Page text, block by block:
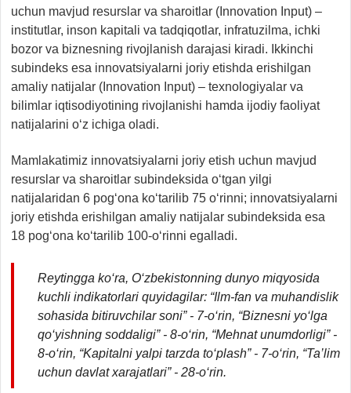
uchun mavjud resurslar va sharoitlar (Innovation Input) –
institutlar, inson kapitali va tadqiqotlar, infratuzilma, ichki
bozor va biznesning rivojlanish darajasi kiradi. Ikkinchi
subindeks esa innovatsiyalarni joriy etishda erishilgan
amaliy natijalar (Innovation Input) – texnologiyalar va
bilimlar iqtisodiyotining rivojlanishi hamda ijodiy faoliyat
natijalarini o‘z ichiga oladi.
Mamlakatimiz innovatsiyalarni joriy etish uchun mavjud
resurslar va sharoitlar subindeksida o‘tgan yilgi
natijalaridan 6 pog‘ona ko‘tarilib 75 o‘rinni; innovatsiyalarni
joriy etishda erishilgan amaliy natijalar subindeksida esa
18 pog‘ona ko‘tarilib 100-o‘rinni egalladi.
Reytingga ko‘ra, O‘zbekistonning dunyo miqyosida
kuchli indikatorlari quyidagilar: “Ilm-fan va muhandislik
sohasida bitiruvchilar soni” - 7-o‘rin, “Biznesni yo‘lga
qo‘yishning soddaligi” - 8-o‘rin, “Mehnat unumdorligi” -
8-o‘rin, “Kapitalni yalpi tarzda to‘plash” - 7-o‘rin, “Ta’lim
uchun davlat xarajatlari” - 28-o‘rin.